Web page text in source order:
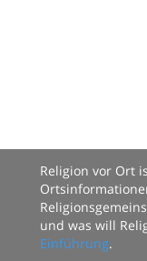
Religion vor Ort
und was will
Einführung.